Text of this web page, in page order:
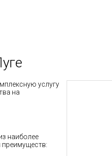
услугу
на
наиболее